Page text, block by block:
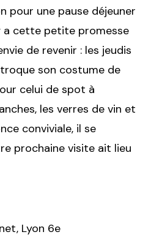
pour une pause déjeuner
a cette petite promesse
de revenir : les jeudis
son costume de
celui de spot à
les verres de vin et
conviviale, il se
prochaine visite ait lieu
Lyon 6e